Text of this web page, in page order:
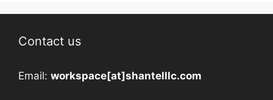
Contact us
Email: workspace[at]shantelllc.com